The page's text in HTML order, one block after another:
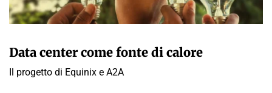
Data center come fonte di calore
Il progetto di Equinix e A2A